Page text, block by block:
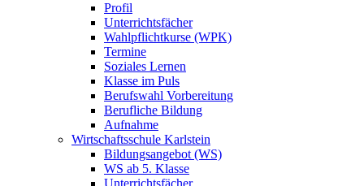
Profil
Unterrichtsfächer
Wahlpflichtkurse (WPK)
Termine
Soziales Lernen
Klasse im Puls
Berufswahl Vorbereitung
Berufliche Bildung
Aufnahme
Wirtschaftsschule Karlstein
Bildungsangebot (WS)
WS ab 5. Klasse
Unterrichtsfächer